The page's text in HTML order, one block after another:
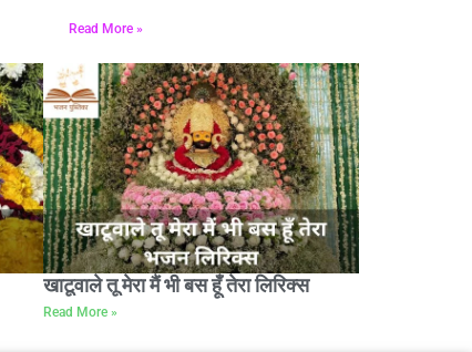
Read More »
खाटूवाले तू मेरा मैं भी बस हूँ तेरा लिरिक्स
Read More »